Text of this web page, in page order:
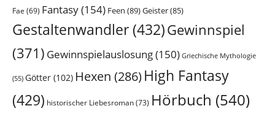
Fae (69) Fantasy(154) Feen (89)Geister(85)
Gestaltenwandler (432)Gewinnspiel
(371) Gewinnspielauslosung(150) Griechische Mythologie
(55) Götter (102) Hexen (286) High Fantasy
(429) historischer Liebesroman(73) Hörbuch (540)